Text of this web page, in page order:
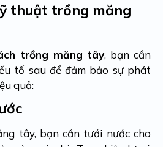
thuật trồng măng
trồng măng tây, bạn cần
tố sau để đảm bảo sự phát
quả:
tây, bạn cần tưới nước cho